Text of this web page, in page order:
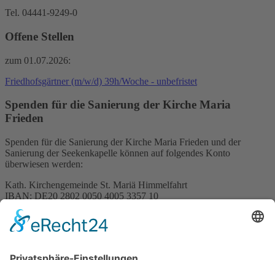
Tel. 04441-9249-0
Offene Stellen
zum 01.07.2026:
Friedhofsgärtner (m/w/d) 39h/Woche - unbefristet
Spenden für die Sanierung der Kirche Maria
Frieden
Spenden für die Sanierung der Kirche Maria Frieden und der
Sanierung der Seekenkapelle können auf folgendes Konto
überwiesen werden:
Kath. Kirchengemeinde St. Mariä Himmelfahrt
IBAN: DE20 2802 0050 4005 3357 10
Verwendungszweck:
- Für die Kirche Maria Frieden „Sanierung Kirche Maria Frieden“